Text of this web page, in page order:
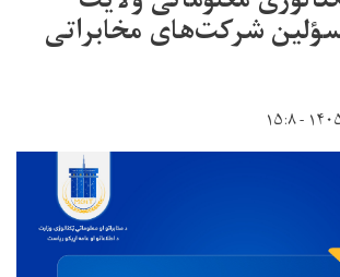
شرکت‌های مخابراتی